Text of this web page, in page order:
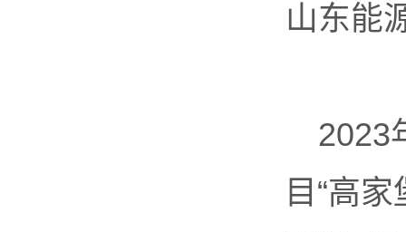
山东能
2023
目“高